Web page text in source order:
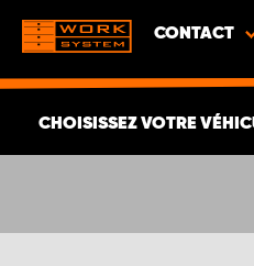
CONTACT
CHOISISSEZ VOTRE